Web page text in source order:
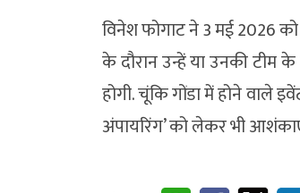
विनेश फोगाट ने 3 मई 2026
के दौरान उन्हें या उनकी टीम
होगी. चूंकि गोंडा में होने वाले
अंपायरिंग’ को लेकर भी